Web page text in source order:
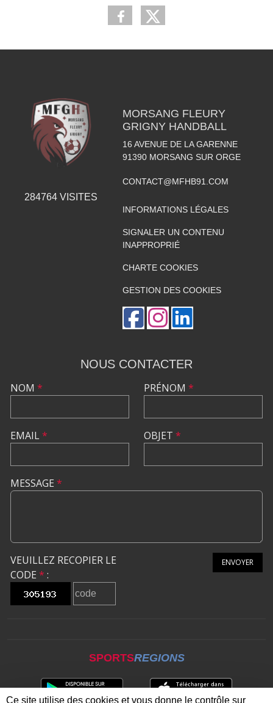
284764 VISITES
MORSANG FLEURY
GRIGNY HANDBALL
16 AVENUE DE LA GARENNE
91390 MORSANG SUR ORGE
CONTACT@MFHB91.COM
INFORMATIONS LÉGALES
SIGNALER UN CONTENU
INAPPROPRIÉ
CHARTE COOKIES
GESTION DES COOKIES
NOUS CONTACTER
NOM *
EMAIL*
PRÉNOM *
OBJET *
MESSAGE *
VEUILLEZ RECOPIER LE
CODE * :
ENVOYER
SPORTSREGIONS
Ce site utilise des cookies et vous donne le contrôle sur